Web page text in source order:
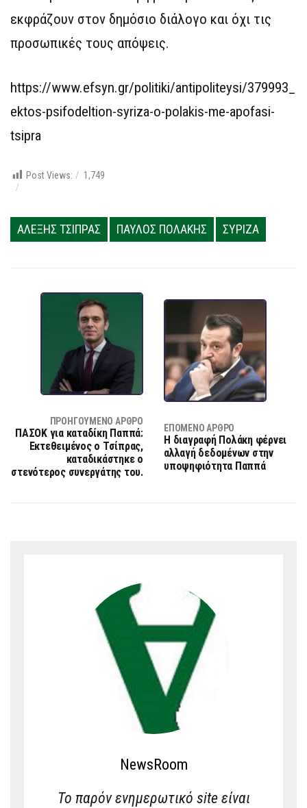
εκφράζουν στον δημόσιο διάλογο και όχι τις
προσωπικές τους απόψεις.
https://www.efsyn.gr/politiki/antipoliteysi/379993_
ektos-psifodeltion-syriza-o-polakis-me-apofasi-
tsipra
Post Views: 1,749
ΑΛΕΞΗΣ ΤΣΙΠΡΑΣ ΠΑΥΛΟΣ ΠΟΛΑΚΗΣ ΣΥΡΙΖΑ
ΠΡΟΗΓΟΎΜΕΝΟ ΆΡΘΡΟ
ΠΑΣΟΚ για καταδίκη Παππά:
Εκτεθειμένος ο Τσίπρας,
καταδικάστηκε ο
στενότερος συνεργάτης του.
ΕΠΌΜΕΝΟ ΆΡΘΡΟ
Η διαγραφή Πολάκη φέρνει
αλλαγή δεδομένων στην
υποψηφιότητα Παππά
NewsRoom
Το παρόν ενημερωτικό site είναι